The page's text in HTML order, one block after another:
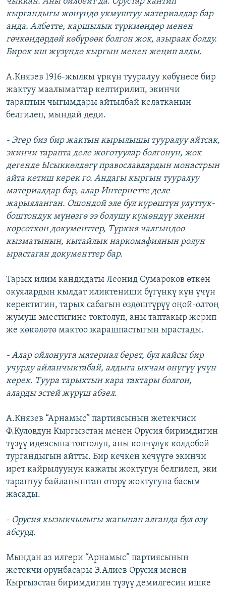
кыргандыгы жөнүндө укмуштуу материалдар бар
анда. Албетте, каршылык түркмөндөр менен
гөчкөндөрдөй көбүрөөк болгон жок, азыраак болду.
Бирок иш жүзүндө кыргын менен жеңип алды.
А.Князев 1916-жылкы үркүн тууралуу көбүнесе бир
жактуу маалыматтар келтирилип, экинчи
тараптын чыгымдары айтылбай келатканын
белгилеп, мындай деди.
- Эгер биз бир жактын кырылышы тууралуу айтсак,
экинчи тарапта деле жоготуулар болгонун, жок
дегенде Ысыккөлдөгү православдардын монастрын
айта кетиш керек го. Андагы кыргын тууралуу
материалдар бар, алар Интернетте деле
жарыяланган. Ошондой эле бул күрөштүн улуттук-
боштондук мүнөзгө ээ болушу күмөндүү экенин
көрсөткөн документтер, Түркия чалгындоо
кызматынын, кытайлык наркомафиянын ролун
ырастаган документтер бар.
Тарых илим кандидаты Леонид Сумароков өткөн
окуялардын кылдат иликтениши бүгүнкү күн үчүн
керектигин, тарых сабагын өздөштүрүү оңой-олтоң
жумуш эместигине токтолуп, аны таптакыр жерип
же көкөлөтө мактоо жарашпастыгын ырастады.
- Алар ойлонууга материал берет, бул кайсы бир
учурду айланчыктабай, алдыга ыкчам өнүгүү үчүн
керек. Туура тарыхтын кара тактары болгон,
аларды эстей жүрүш абзел.
А.Князев “Арнамыс” партиясынын жетекчиси
Ф.Куловдун Кыргызстан менен Орусия биримдигин
түзүү идеясына токтолуп, аны көпчүлүк колдобой
тургандыгын айтты. Бир кечкен кечүүгө экинчи
ирет кайрылуунун кажаты жоктугун белгилеп, эки
тараптуу байланыштан өтөрү жоктугуна басым
жасады.
- Орусия кызыкчылыгы жагынан алганда бул өзү
абсурд.
Мындан аз илгери “Арнамыс” партиясынын
жетекчи орунбасары Э.Алиев Орусия менен
Кыргызстан биримдигин түзүү демилгесин ишке